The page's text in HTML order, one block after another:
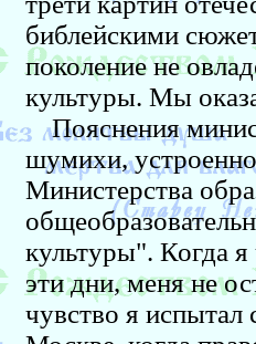
библейскими
поколение не
культуры. Мы
Пояснения
шумихи,
Министерства
культуры". Когда
эти дни, меня не
чувство я испытал